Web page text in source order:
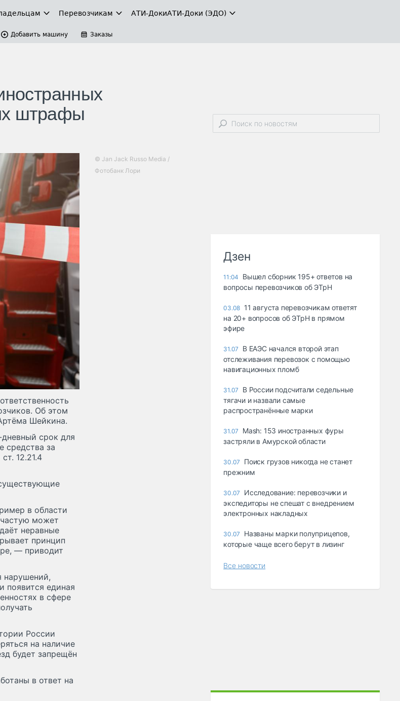
Перевозчикам АТИ-ДокиАТИ-Доки (ЭДО)
Добавить машину Заказы
штрафы
© Jan Jack Russo Media /
Фотобанк Лори
Об этом
Шейкина.
срок для
средства за
12.21.4
в области
может
неравные
принцип
— приводит
нарушений,
появится единая
в сфере
России
на наличие
будет запрещён
в ответ на
Дзен
11:04
Вышел сборник 195+ ответов на
вопросы перевозчиков об ЭТрН
03.08 11 августа перевозчикам ответят
на 20+ вопросов об ЭТрН в прямом
эфире
31.07
В ЕАЭС начался второй этап
отслеживания перевозок с помощью
навигационных пломб
31.07
В России подсчитали седельные
тягачи и назвали самые
распространённые марки
31.07
Mash: 153 иностранных фуры
застряли в Амурской области
30.07
Поиск грузов никогда не станет
прежним
30.07
Исследование: перевозчики и
экспедиторы не спешат с внедрением
электронных накладных
30.07
Названы марки полуприцепов,
которые чаще всего берут в лизинг
Все новости